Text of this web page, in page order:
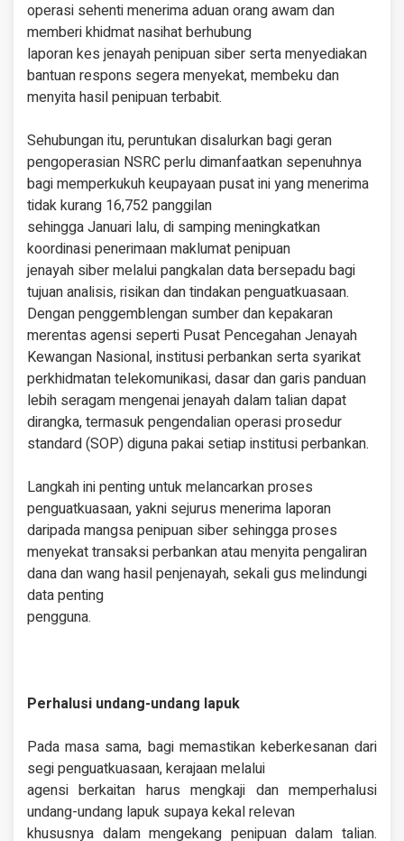
operasi sehenti menerima aduan orang awam dan
memberi khidmat nasihat berhubung
laporan kes jenayah penipuan siber serta menyediakan
bantuan respons segera menyekat, membeku dan
menyita hasil penipuan terbabit.
Sehubungan itu, peruntukan disalurkan bagi geran
pengoperasian NSRC perlu dimanfaatkan sepenuhnya
bagi memperkukuh keupayaan pusat ini yang menerima
tidak kurang 16,752 panggilan
sehingga Januari lalu, di samping meningkatkan
koordinasi penerimaan maklumat penipuan
jenayah siber melalui pangkalan data bersepadu bagi
tujuan analisis, risikan dan tindakan penguatkuasaan.
Dengan penggemblengan sumber dan kepakaran
merentas agensi seperti Pusat Pencegahan Jenayah
Kewangan Nasional, institusi perbankan serta syarikat
perkhidmatan telekomunikasi, dasar dan garis panduan
lebih seragam mengenai jenayah dalam talian dapat
dirangka, termasuk pengendalian operasi prosedur
standard (SOP) diguna pakai setiap institusi perbankan.
Langkah ini penting untuk melancarkan proses
penguatkuasaan, yakni sejurus menerima laporan
daripada mangsa penipuan siber sehingga proses
menyekat transaksi perbankan atau menyita pengaliran
dana dan wang hasil penjenayah, sekali gus melindungi
data penting
pengguna.
Perhalusi undang-undang lapuk
Pada masa sama, bagi memastikan keberkesanan dari
segi penguatkuasaan, kerajaan melalui
agensi berkaitan harus mengkaji dan memperhalusi
undang-undang lapuk supaya kekal relevan
khususnya dalam mengekang penipuan dalam talian.